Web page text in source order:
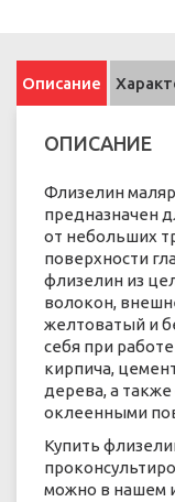
Описание
ОПИСАНИЕ
Флизелин
предназначен
от небольших
поверхности
флизелин из
волокон,
желтоватый и
себя при
кирпича,
дерева, а
оклеенными
Купить
можно в нашем